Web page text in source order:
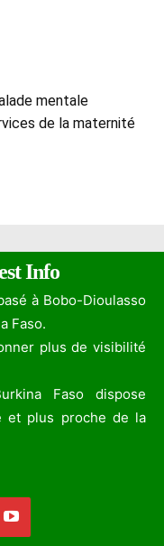
mentale
de la maternité
Info
à Bobo-Dioulasso
Faso.
plus de visibilité
Faso dispose
et plus proche de la